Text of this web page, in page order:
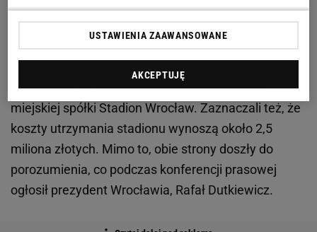
Biznesmen planował również płacić milion złotych
za roczny wynajem stadionu.
oczekiwały, że 30% pieniędzy za bilety trafi do
miejskiej spółki Stadion Wrocław. Zaznaczali też, że
koszty utrzymania stadionu wynoszą około 2,5
miliona złotych. Mimo to, obie strony doszły do
porozumienia, co podczas konferencji prasowej
ogłosił prezydent Wrocławia, Rafał Dutkiewicz.
USTAWIENIA ZAAWANSOWANE
AKCEPTUJĘ